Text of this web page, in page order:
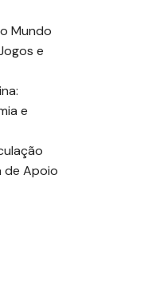
Mundo
e
e
de Apoio